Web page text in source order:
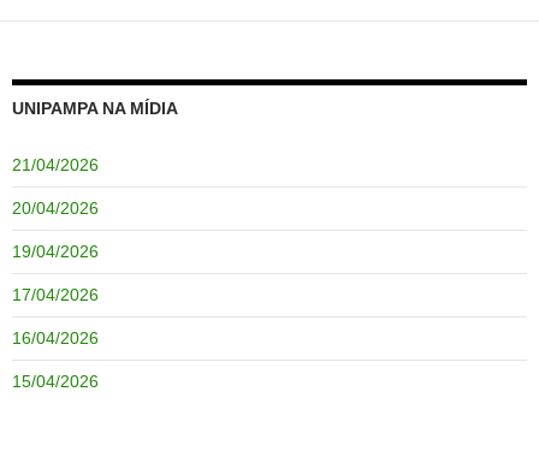
UNIPAMPA NA MÍDIA
21/04/2026
20/04/2026
19/04/2026
17/04/2026
16/04/2026
15/04/2026